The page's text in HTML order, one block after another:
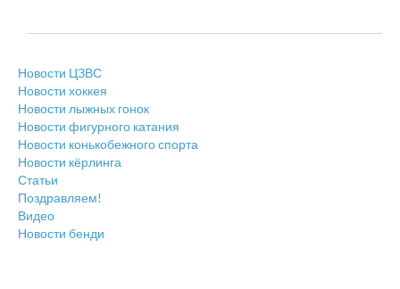
Новости ЦЗВС
Новости хоккея
Новости лыжных гонок
Новости фигурного катания
Новости конькобежного спорта
Новости кёрлинга
Статьи
Поздравляем!
Видео
Новости бенди